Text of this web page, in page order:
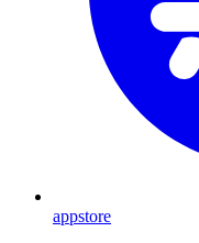
appstore